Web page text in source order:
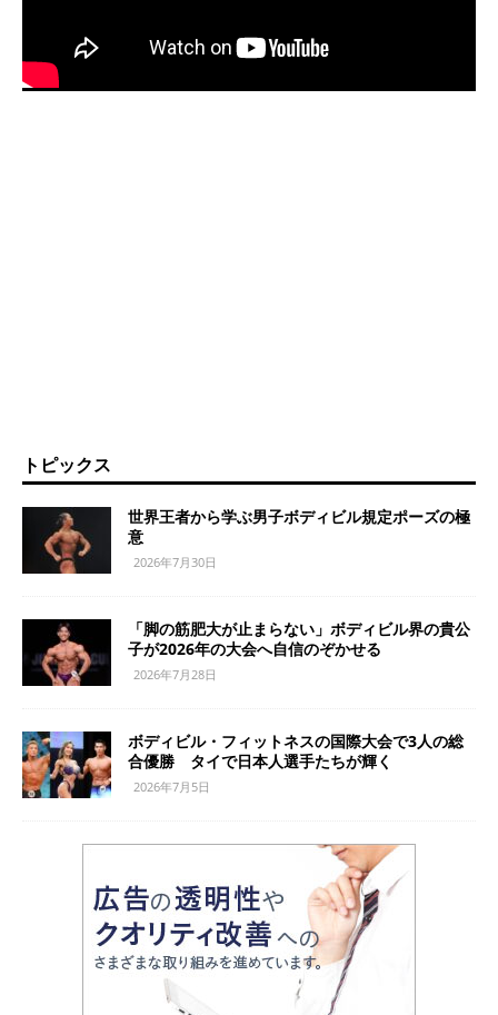
トピックス
世界王者から学ぶ男子ボディビル規定ポーズの極
意
2026年7月30日
「脚の筋肥大が止まらない」ボディビル界の貴公
子が2026年の大会へ自信のぞかせる
2026年7月28日
ボディビル・フィットネスの国際大会で3人の総
合優勝 タイで日本人選手たちが輝く
2026年7月5日